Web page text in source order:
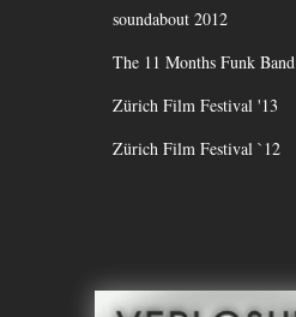
soundabout 2012
The 11 Months Funk Band
Zürich Film Festival '13
Zürich Film Festival `12